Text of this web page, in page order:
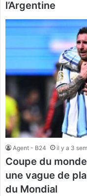
l’Argentine
Agent - B24 il y a 3
Coupe du
une vague de
du Mondial